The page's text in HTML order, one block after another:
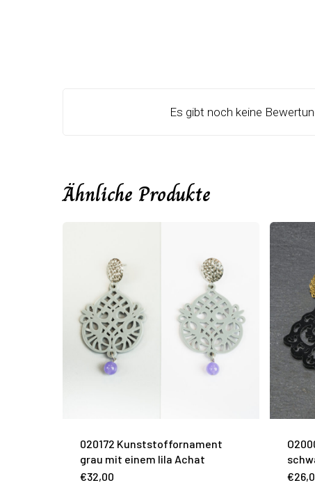
Es gibt noch keine
Ähnliche Produkte
020172 Kunststoffornament
grau mit einem lila Achat
€32,00
€